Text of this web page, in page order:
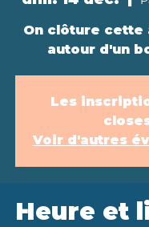
On clôture cette
autour d'un
Les
Voir d'autres
Heure et